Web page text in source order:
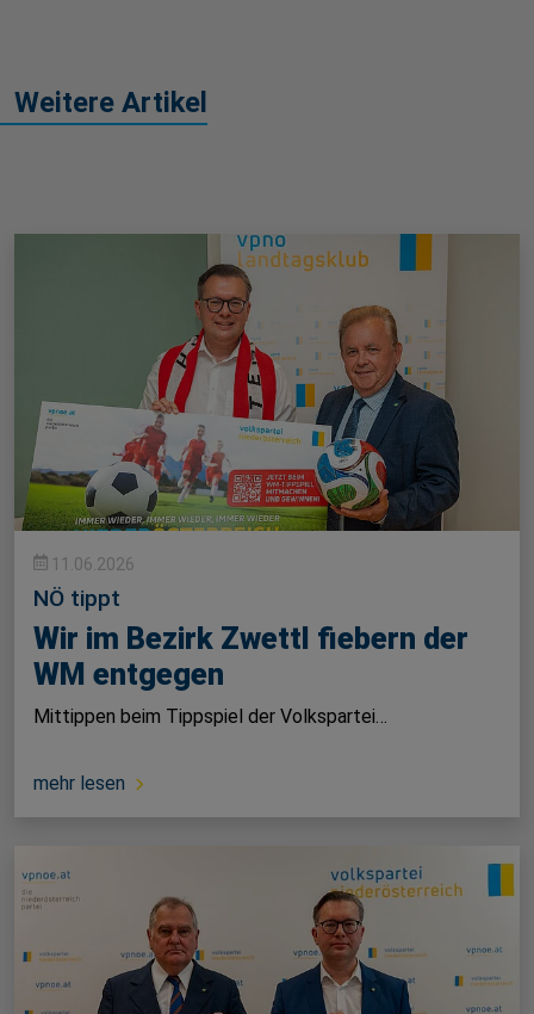
Weitere Artikel
11.06.2026
NÖ tippt
Wir im Bezirk Zwettl fiebern der
WM entgegen
Mittippen beim Tippspiel der Volkspartei…
mehr lesen